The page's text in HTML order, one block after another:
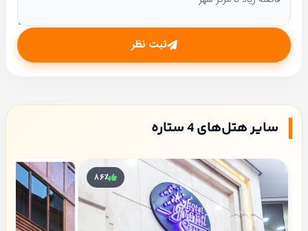
ثبت نظر
سایر هتل‌های 4 ستاره
۸۶٪